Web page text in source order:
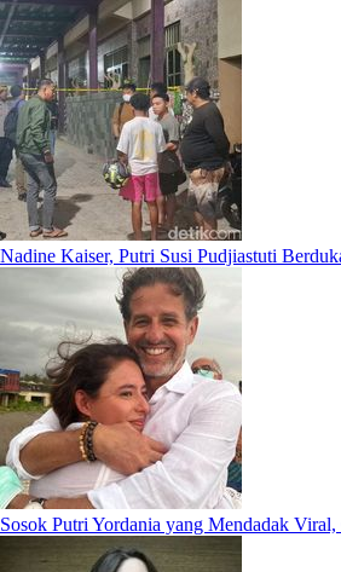
Nadine Kaiser, Putri Susi Pudjiastuti
Sosok Putri Yordania yang Mendadak